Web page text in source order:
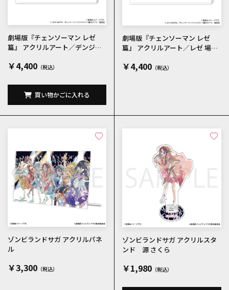
劇場版『チェンソーマン レゼ
篇』 アクリルアート／デンジ
￥4,400
買い物かごに入れる
劇場版『チェンソーマン レゼ
篇』 アクリルアート／レゼ 場面
￥4,400
ゾンビランドサガ アクリルパネ
ル
￥3,300
ゾンビランドサガ アクリルスタ
ンド 源 さくら
￥1,980